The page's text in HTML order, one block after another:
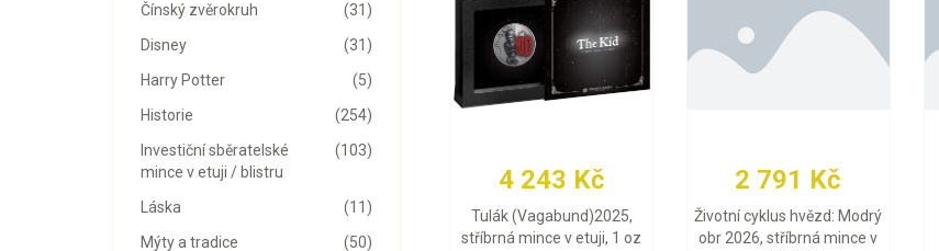
(31)
Čínský zvěrokruh
(31)
Disney
(5)
Harry Potter
(254)
Historie
(103)
Investiční sběratelské
mince v etuji / blistru
(11)
Láska
(50)
Mýty a tradice
4 243 Kč
Tulák (Vagabund)2025,
stříbrná mince v etuji, 1 oz
2 791 Kč
Životní cyklus hvězd: Modrý
obr 2026, stříbrná mince v